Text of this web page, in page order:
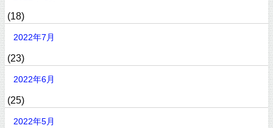
(18)
2022年7月
(23)
2022年6月
(25)
2022年5月